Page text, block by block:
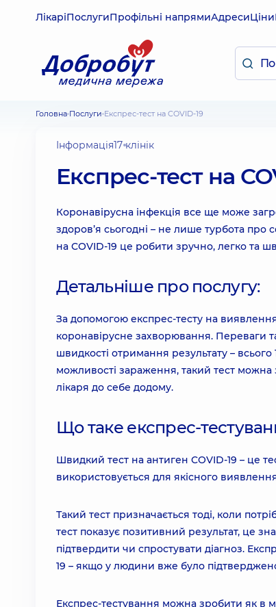
ЛікаріПослугиПрофільні напрямиАдресиЦіни
Головна Послуги Експрес-тест на COVID-19
Інформація17 клінік
Експрес-тест на
Коронавірусна інфекція все ще може
здоров’я сьогодні – не лише турбота
на COVID-19 це робити зручно, легко та
Детальніше про послугу:
За допомогою експрес-тесту на
коронавірусне захворювання. Переваги
швидкості отримання результату –
можливості зараження, такий тест
лікаря до себе додому.
Що таке експрес-
Швидкий тест на антиген COVID-19 – це
використовується для якісного
Такий тест призначається тоді, коли
тест показує позитивний результат, це
підтвердити чи спростувати діагноз.
19 – якщо у людини вже було
Експрес-тестування можна зробити як в